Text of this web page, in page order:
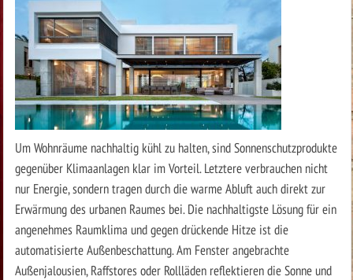
Um Wohnräume nachhaltig kühl zu halten, sind Sonnenschutzprodukte
gegenüber Klimaanlagen klar im Vorteil. Letztere verbrauchen nicht
nur Energie, sondern tragen durch die warme Abluft auch direkt zur
Erwärmung des urbanen Raumes bei. Die nachhaltigste Lösung für ein
angenehmes Raumklima und gegen drückende Hitze ist die
automatisierte Außenbeschattung. Am Fenster angebrachte
Außenjalousien, Raffstores oder Rollläden reflektieren die Sonne und